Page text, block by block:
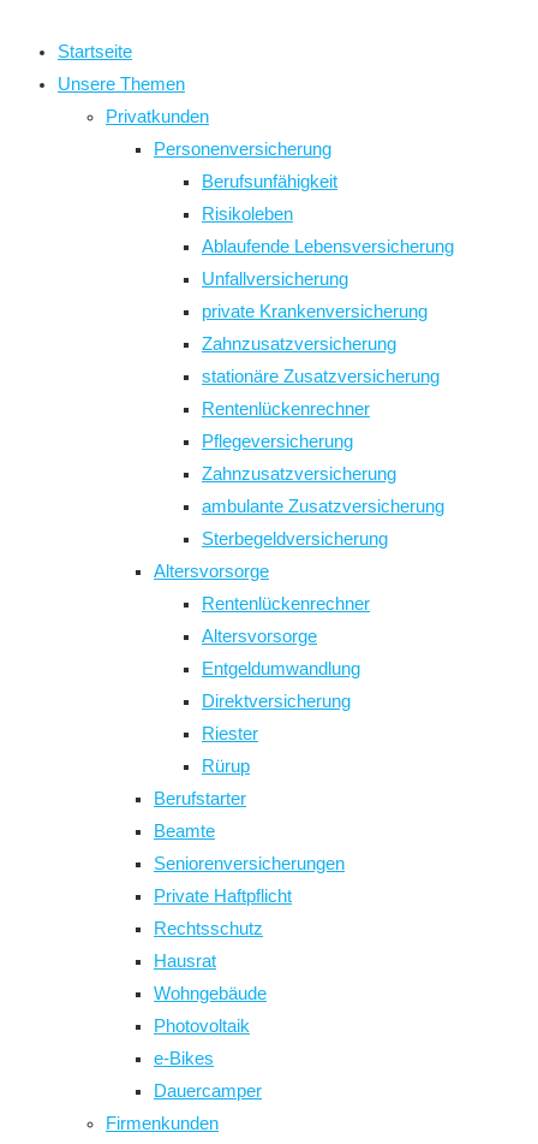
Startseite
Unsere Themen
Privatkunden
Personenversicherung
Berufsunfähigkeit
Risikoleben
Ablaufende Lebensversicherung
Unfallversicherung
private Krankenversicherung
Zahnzusatzversicherung
stationäre Zusatzversicherung
Rentenlückenrechner
Pflegeversicherung
Zahnzusatzversicherung
ambulante Zusatzversicherung
Sterbegeldversicherung
Altersvorsorge
Rentenlückenrechner
Altersvorsorge
Entgeldumwandlung
Direktversicherung
Riester
Rürup
Berufstarter
Beamte
Seniorenversicherungen
Private Haftpflicht
Rechtsschutz
Hausrat
Wohngebäude
Photovoltaik
e-Bikes
Dauercamper
Firmenkunden